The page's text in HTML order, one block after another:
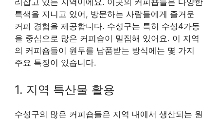
특색을 지니고 있어, 방문하는 사람들에게 즐거운
커피 경험을 제공합니다. 수성구는 특히 수성4가동
을 중심으로 많은 커피숍이 밀집해 있어요. 이 지역
의 커피숍들이 원두를 납품받는 방식에는 몇 가지
주요 특징이 있습니다.
1. 지역 특산물 활용
수성구의 많은 커피숍들은 지역 내에서 생산되는 원